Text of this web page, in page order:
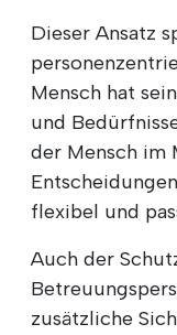
Dieser Ansatz
Mensch hat
und
der Mensch
flexibel und
Auch der
zusätzliche